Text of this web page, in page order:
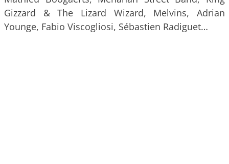
Gizzard & The Lizard Wizard, Melvins, Adrian
Younge, Fabio Viscogliosi, Sébastien Radiguet…